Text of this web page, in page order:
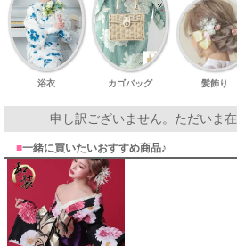
浴衣 カゴバッグ 髪飾り
申し訳ございません。ただいま
■一緒に買いたいおすすめ商品♪